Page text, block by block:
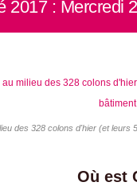
2017 : Mercredi
des 328 colons d'hier (et
Où est